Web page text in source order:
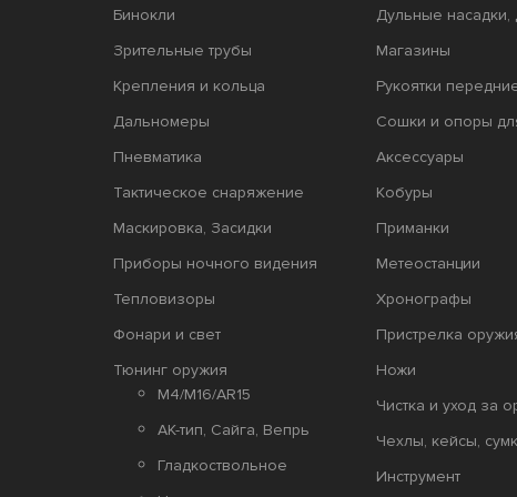
Бинокли
Зрительные трубы
Крепления и кольца
Дальномеры
Пневматика
Тактическое снаряжение
Маскировка, Засидки
Приборы ночного видения
Тепловизоры
Фонари и свет
Тюнинг оружия
M4/M16/AR15
АК-тип, Сайга, Вепрь
Гладкоствольное
Дульные насадки,
Магазины
Рукоятки
Сошки и опоры
Аксессуары
Кобуры
Приманки
Метеостанции
Хронографы
Пристрелка
Ножи
Чистка и уход за
Чехлы, кейсы,
Инструмент